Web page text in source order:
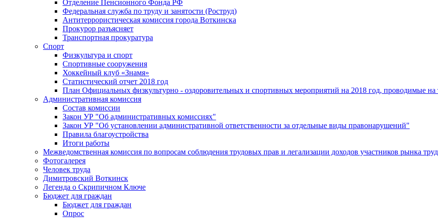
Отделение Пенсионного Фонда РФ
Федеральная служба по труду и занятости (Роструд)
Антитеррористическая комиссия города Воткинска
Прокурор разъясняет
Транспортная прокуратура
Спорт
Физкультура и спорт
Спортивные сооружения
Хоккейный клуб «Знамя»
Статистический отчет 2018 год
План Официальных физкультурно - оздоровительных и спортивных мероприятий на 2018 год, проводимые
Административная комиссия
Состав комиссии
Закон УР "Об административных комиссиях"
Закон УР "Об установлении административной ответственности за отдельные виды правонарушений"
Правила благоустройства
Итоги работы
Межведомственная комиссия по вопросам соблюдения трудовых прав и легализации доходов участников рынка
Фотогалерея
Человек труда
Димитровский Воткинск
Легенда о Скрипичном Ключе
Бюджет для граждан
Бюджет для граждан
Опрос